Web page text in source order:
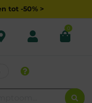
tot -50% >
0